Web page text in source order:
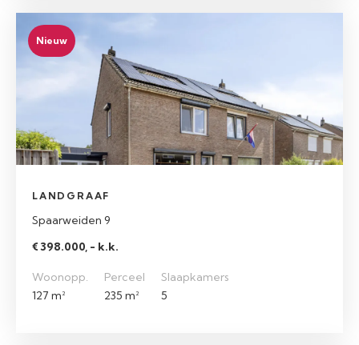
Nieuw
LANDGRAAF
Spaarweiden 9
€ 398.000, - k.k.
Woonopp.
127 m²
Perceel
235 m²
Slaapkamers
5